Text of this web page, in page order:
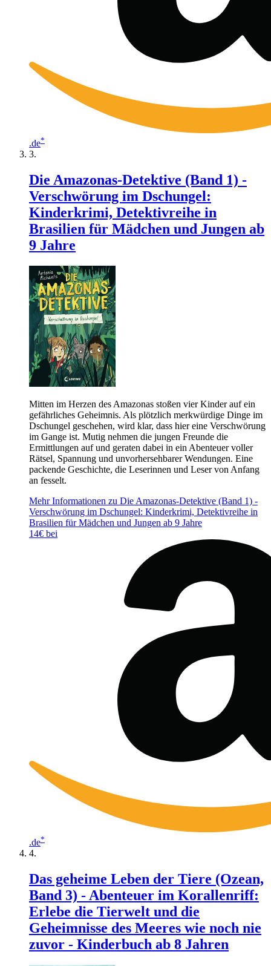
.de*
Die Amazonas-Detektive (Band 1) -
Verschwörung im Dschungel:
Kinderkrimi, Detektivreihe in
Brasilien für Mädchen und Jungen ab
9 Jahre
Mitten im Herzen des Amazonas stoßen vier Kinder auf ein
gefährliches Geheimnis. Als plötzlich merkwürdige Dinge im
Dschungel geschehen, wird klar, dass hier eine Verschwörung
im Gange ist. Mutig nehmen die jungen Freunde die
Ermittlungen auf und geraten dabei in ein Abenteuer voller
Rätsel, Spannung und unvorhersehbarer Wendungen. Eine
packende Geschichte, die Leserinnen und Leser von Anfang
an fesselt.
Mehr Informationen zu Die Amazonas-Detektive (Band 1) -
Verschwörung im Dschungel: Kinderkrimi, Detektivreihe in
Brasilien für Mädchen und Jungen ab 9 Jahre
14€ bei
.de*
Das geheime Leben der Tiere (Ozean,
Band 3) - Abenteuer im Korallenriff:
Erlebe die Tierwelt und die
Geheimnisse des Meeres wie noch nie
zuvor - Kinderbuch ab 8 Jahren